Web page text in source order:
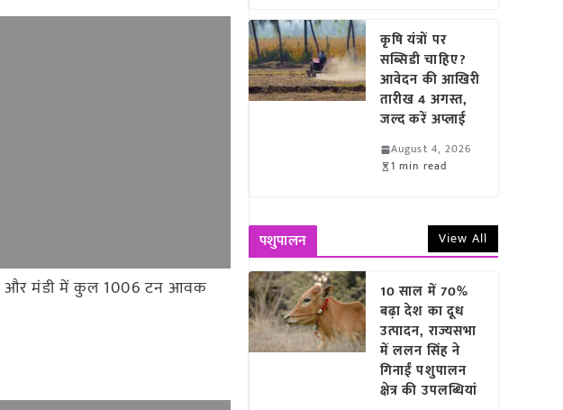
और मंडी में कुल 1006 टन आवक
कृषि यंत्रों पर
सब्सिडी चाहिए?
आवेदन की आखिरी
तारीख 4 अगस्त,
जल्द करें अप्लाई
August 4, 2026
1 min read
पशुपालन View All
10 साल में 70%
बढ़ा देश का दूध
उत्पादन, राज्यसभा
में ललन सिंह ने
गिनाईं पशुपालन
क्षेत्र की उपलब्धियां